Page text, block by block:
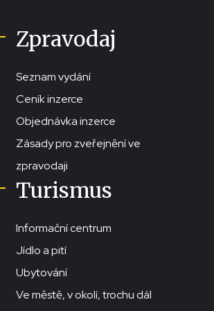
Zpravodaj
Seznam vydání
Ceník inzerce
Objednávka inzerce
Zásady pro zveřejnění ve
zpravodaji
Turismus
Informační centrum
Jídlo a pití
Ubytování
Ve městě, v okolí, trochu dál